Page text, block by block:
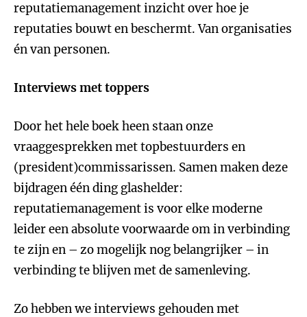
reputatiemanagement inzicht over hoe je
reputaties bouwt en beschermt. Van organisaties
én van personen.
Interviews met toppers
Door het hele boek heen staan onze
vraaggesprekken met topbestuurders en
(president)commissarissen. Samen maken deze
bijdragen één ding glashelder:
reputatiemanagement is voor elke moderne
leider een absolute voorwaarde om in verbinding
te zijn en – zo mogelijk nog belangrijker – in
verbinding te blijven met de samenleving.
Zo hebben we interviews gehouden met